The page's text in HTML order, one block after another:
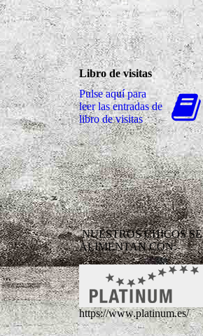
Libro de visitas
Pulse aquí para
leer las entradas de
libro de visitas
NUESTROS CHICOS SE
ALIMENTAN CON:
https://www.platinum.es/